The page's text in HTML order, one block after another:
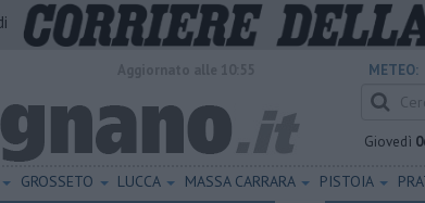
METEO:
Giovedì
GROSSETO LUCCA MASSA CARRARA PISTOIA